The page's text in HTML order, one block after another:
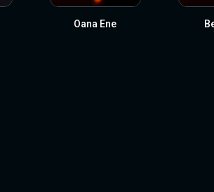
Oana Ene